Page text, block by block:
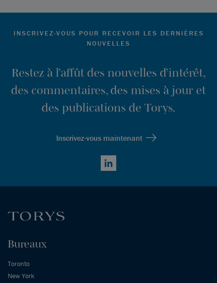
INSCRIVEZ-VOUS POUR RECEVOIR LES DERNIÈRES
NOUVELLES
Restez à l’affût des nouvelles d’intérêt,
des commentaires, des mises à jour et
des publications de Torys.
Inscrivez-vous maintenant
LinkedIn
Bureaux
Toronto
New York